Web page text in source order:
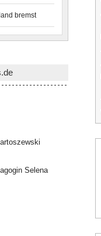
bremst
Selena